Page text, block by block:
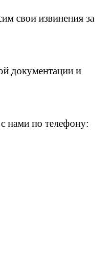
свои извинения за
документации и
нами по телефону: